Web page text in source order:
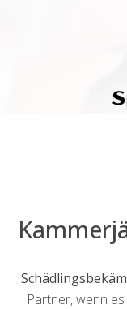
Partner, wenn